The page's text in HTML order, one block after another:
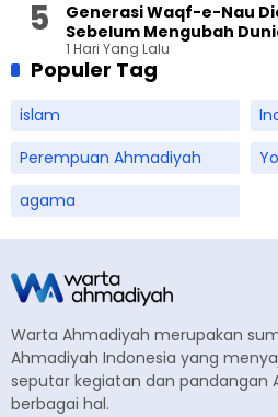
Generasi Waqf-e-Nau
Sebelum Mengubah
1 Hari Yang Lalu
Populer Tag
islam
Perempuan Ahmadiyah
agama
Warta Ahmadiyah merupakan
Ahmadiyah Indonesia yang
seputar kegiatan dan pandangan
berbagai hal.